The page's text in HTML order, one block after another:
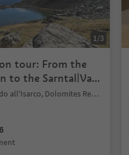
1/3
tour: From the
to the Sarntal|Val
Karneid/Cornedo all'Isarco, Dolomites Region Eggental